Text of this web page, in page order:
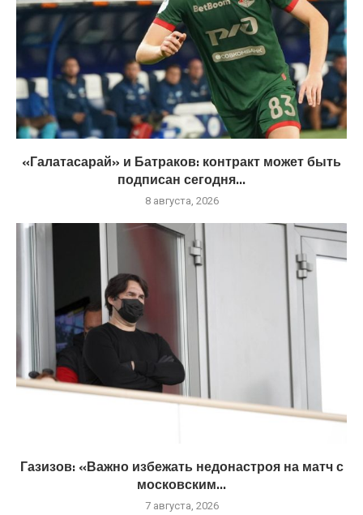
«Галатасарай» и Батраков: контракт может быть
подписан сегодня...
8 августа, 2026
Газизов: «Важно избежать недонастроя на матч с
московским...
7 августа, 2026